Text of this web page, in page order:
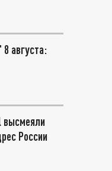
августа:
высмеяли
России